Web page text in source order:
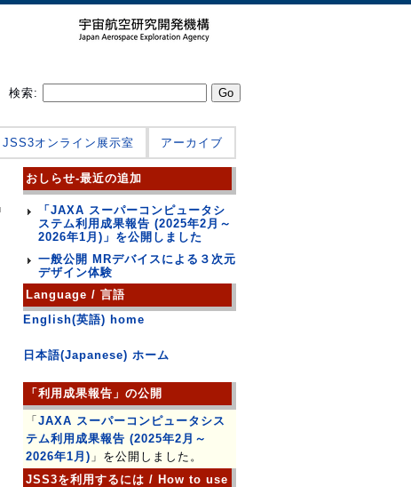
検索:
JSS3オンライン展示室 アーカイブ
おしらせ-最近の追加
「JAXA スーパーコンピュータシ
ステム利用成果報告 (2025年2月～
2026年1月)」を公開しました
一般公開 MRデバイスによる３次元
デザイン体験
Language / 言語
English(英語) home
日本語(Japanese) ホーム
「利用成果報告」の公開
「 JAXA スーパーコンピュータシス
テム利用成果報告 (2025年2月～
2026年1月) 」を公開しました。
JSS3を利用するには / How to use